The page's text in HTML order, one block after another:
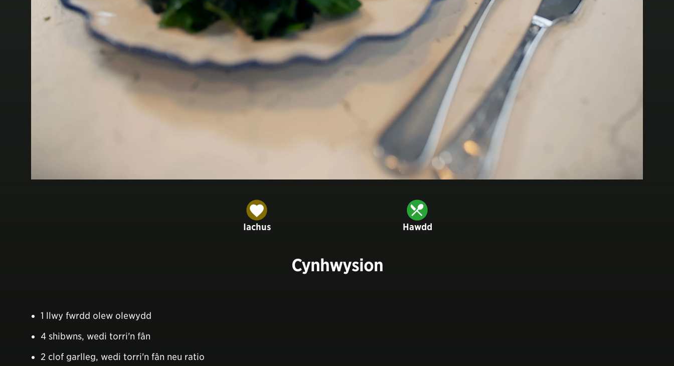
Iachus Hawdd
Cynhwysion
1 llwy fwrdd olew olewydd
4 shibwns, wedi torri'n fân
2 clof garlleg, wedi torri'n fân neu ratio